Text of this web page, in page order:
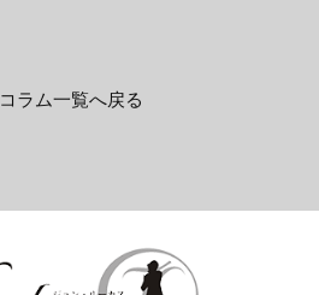
コラム一覧へ戻る